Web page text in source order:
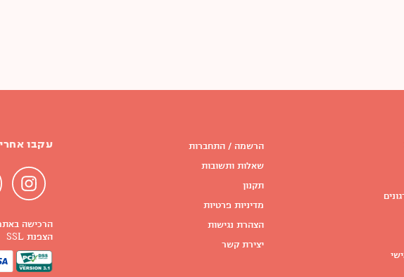
הרשמה / התחברות
שאלות ותשובות
תקנון
מדיניות פרטיות
הצהרת נגישות
יצירת קשר
עקבו
הרכישה
הצפנת SSL